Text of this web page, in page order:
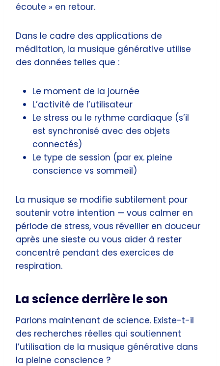
écoute » en retour.
Dans le cadre des applications de
méditation, la musique générative utilise
des données telles que :
Le moment de la journée
L’activité de l’utilisateur
Le stress ou le rythme cardiaque (s’il
est synchronisé avec des objets
connectés)
Le type de session (par ex. pleine
conscience vs sommeil)
La musique se modifie subtilement pour
soutenir votre intention — vous calmer en
période de stress, vous réveiller en douceur
après une sieste ou vous aider à rester
concentré pendant des exercices de
respiration.
La science derrière le son
Parlons maintenant de science. Existe-t-il
des recherches réelles qui soutiennent
l’utilisation de la musique générative dans
la pleine conscience ?